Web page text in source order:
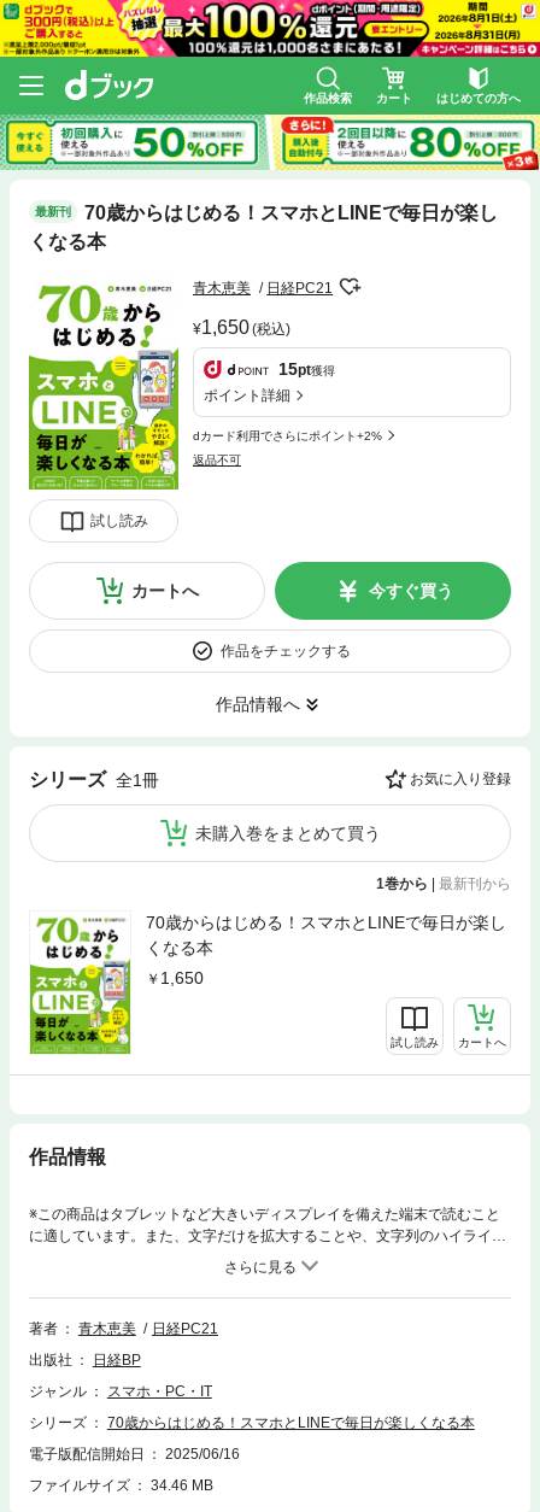
作品検索 カート はじめての方へ
最新刊
70歳からはじめる！スマホとLINEで毎日が楽し
くなる本
試し読み
青木恵美 日経PC21
1,650(税込)
15pt獲得
ポイント詳細
dカード利用でさらにポイント+2%
返品不可
カートへ 今すぐ買う
作品をチェックする
作品情報へ
シリーズ 全1冊 お気に入り登録
未購入巻をまとめて買う
1巻から | 最新刊から
70歳からはじめる！スマホとLINEで毎日が楽し
くなる本
1,650
試し読み カートへ
作品情報
※この商品はタブレットなど大きいディスプレイを備えた端末で読むこと
に適しています。また、文字だけを拡大することや、文字列のハイライ
ト、検索、辞書の参照、引用などの機能が使用できません。●スマホが使
えると毎日の生活がとても便利に、楽しくなります！●LINE、写真、イン
スタグラム…… この1冊で基本をマスター！LINE（ライン）は今や、最も
よく使われているコミュニケーションツールとなりました。これを利用す
うになったシニアの方々も、LINEで家族と連絡を取ったり、孫と写真をや
り取りしたりしているのではないでしょうか。本書は、そんなスマホやLI
をさらに充実させるための1冊です。LINEのトークでメッセージやスタン
プを送るだけでなく、カメラで撮影した写真や動画を加工・編集して友人
り取りしたりと、一歩進んだLINE活用法も紹介します。さらに、スマホカ
著者 青木恵美
日経PC21
出版社
日経BP
ジャンル
スマホ・PC・IT
シリーズ
70歳からはじめる！スマホとLINEで毎日が楽しくなる本
電子版配信開始日
2025/06/16
ファイルサイズ
34.46 MB